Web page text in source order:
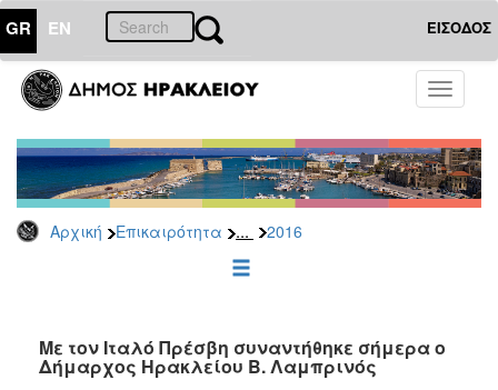
GR EN ΕΙΣΟΔΟΣ
Toggle
Αρχική Επικαιρότητα ... 2016
ΕΠΙΚΑΙΡΟΤΗΤΑ
Τύπου
Αρχείο
2026
2025
2022
2021
Με τον Ιταλό Πρέσβη συναντήθηκε σήμερα ο
Δήμαρχος Ηρακλείου Β. Λαμπρινός